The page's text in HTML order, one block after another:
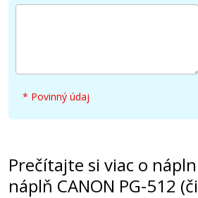
* Povinný údaj
Prečítajte si viac o
náplň CANON PG-512